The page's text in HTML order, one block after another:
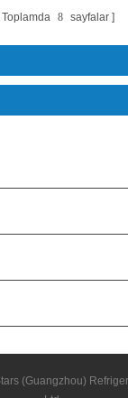
Toplamda 8 sayfalar
(Guangzhou)